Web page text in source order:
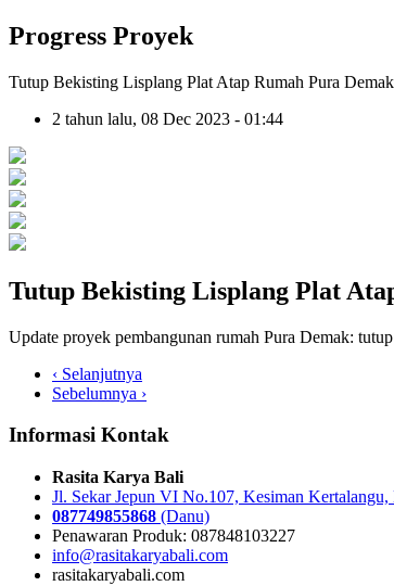
Progress Proyek
Tutup Bekisting Lisplang Plat Atap Rumah Pura Demak
2 tahun lalu, 08 Dec 2023 - 01:44
Tutup Bekisting Lisplang Plat
Update proyek pembangunan rumah Pura Demak:
‹ Selanjutnya
Sebelumnya ›
Informasi Kontak
Rasita Karya Bali
Jl. Sekar Jepun VI No.107, Kesiman Kertalangu,
087749855868 (Danu)
Penawaran Produk: 087848103227
info@rasitakaryabali.com
rasitakaryabali.com